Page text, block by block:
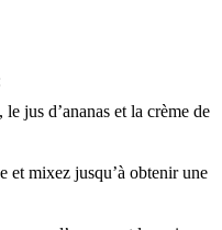
jus d’ananas et la crème de
et mixez jusqu’à obtenir une